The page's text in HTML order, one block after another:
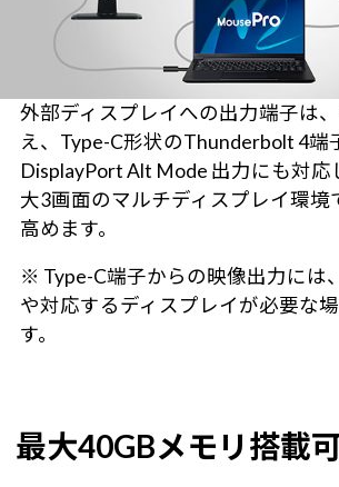
外部ディスプレイへの出力端子は
え、Type-C形状のThunderbolt 4端
DisplayPort Alt Mode 出力にも対応
大3画面のマルチディスプレイ環境
高めます。
※ Type-C端子からの映像出力には
や対応するディスプレイが必要な
す。
最大40GBメモリ搭載